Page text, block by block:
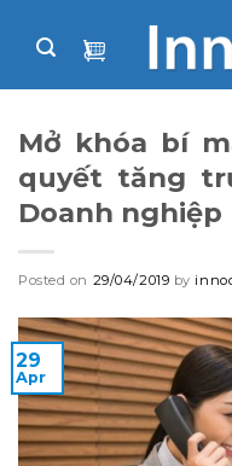
Mở khóa bí
quyết tăng
Doanh nghiệp
Posted on 29/04/2019 by
29
Apr